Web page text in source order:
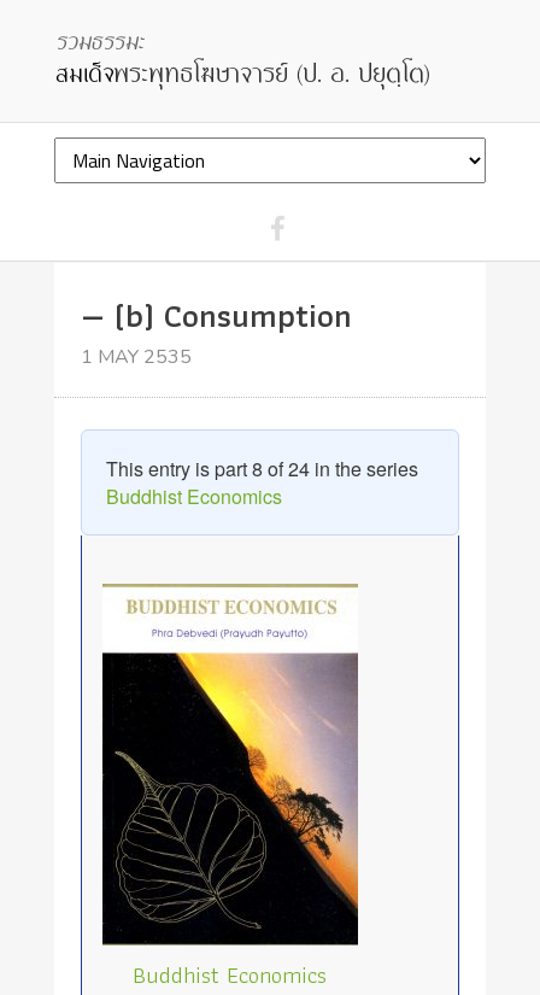
— (b) Consumption
1 MAY 2535
This entry is part 8 of 24 in the series
Buddhist Economics
Buddhist Economics